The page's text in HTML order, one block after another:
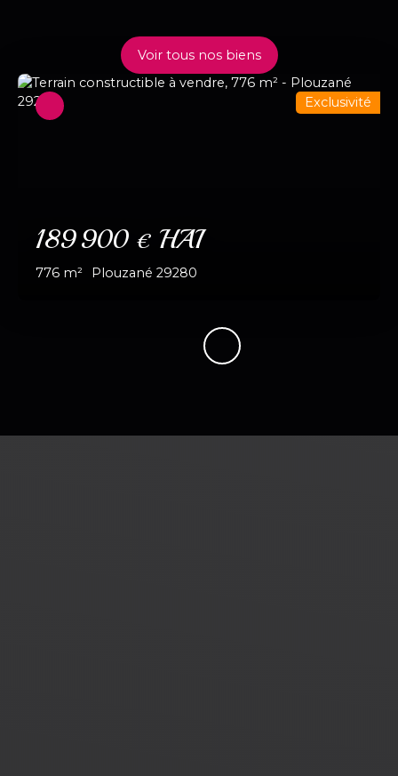
Voir tous nos biens
189 900 € HAI
776 m² Plouzané 29280
Exclusivité